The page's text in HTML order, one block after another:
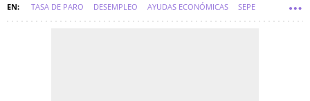
TASA DE PARO DESEMPLEO AYUDAS ECONÓMICAS SEPE